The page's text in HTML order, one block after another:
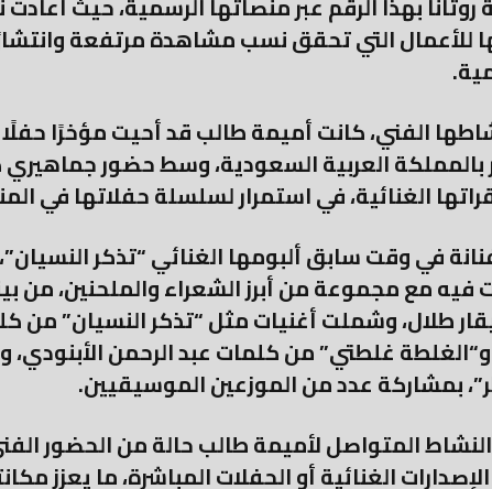
للأعمال التي تحقق نسب مشاهدة مرتفعة
الفني، كانت أميمة طالب قد أحيت مؤخرًا حفلًا
بالمملكة العربية السعودية، وسط حضور جماهيري
الغنائية، في استمرار لسلسلة حفلاتها في
فيه مع مجموعة من أبرز الشعراء والملحنين، من
طلال، وشملت أغنيات مثل “تذكر النسيان” من
غلطتي” من كلمات عبد الرحمن
بمشاركة عدد من الموزعين الموسيقيين.
المتواصل لأميمة طالب حالة من الحضور
الغنائية أو الحفلات المباشرة، ما يعزز